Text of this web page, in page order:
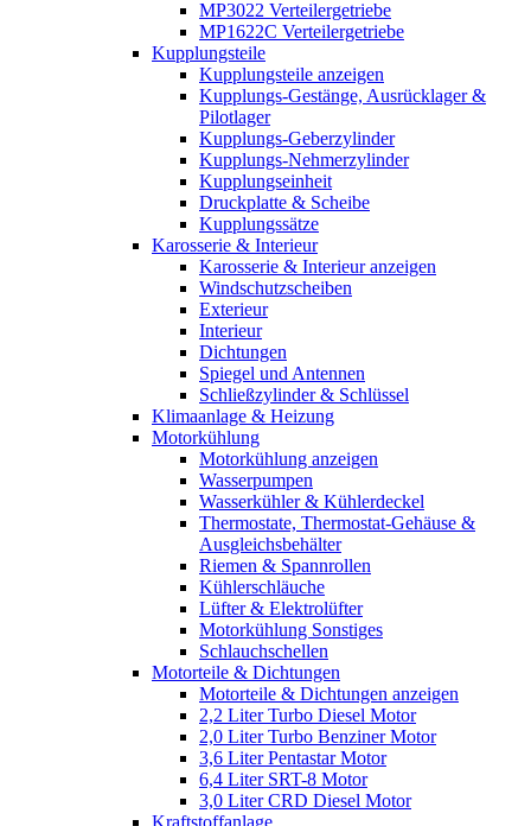
MP3022 Verteilergetriebe
MP1622C Verteilergetriebe
Kupplungsteile
Kupplungsteile anzeigen
Kupplungs-Gestänge, Ausrücklager &
Pilotlager
Kupplungs-Geberzylinder
Kupplungs-Nehmerzylinder
Kupplungseinheit
Druckplatte & Scheibe
Kupplungssätze
Karosserie & Interieur
Karosserie & Interieur anzeigen
Windschutzscheiben
Exterieur
Interieur
Dichtungen
Spiegel und Antennen
Schließzylinder & Schlüssel
Klimaanlage & Heizung
Motorkühlung
Motorkühlung anzeigen
Wasserpumpen
Wasserkühler & Kühlerdeckel
Thermostate, Thermostat-Gehäuse &
Ausgleichsbehälter
Riemen & Spannrollen
Kühlerschläuche
Lüfter & Elektrolüfter
Motorkühlung Sonstiges
Schlauchschellen
Motorteile & Dichtungen
Motorteile & Dichtungen anzeigen
2,2 Liter Turbo Diesel Motor
2,0 Liter Turbo Benziner Motor
3,6 Liter Pentastar Motor
6,4 Liter SRT-8 Motor
3,0 Liter CRD Diesel Motor
Kraftstoffanlage